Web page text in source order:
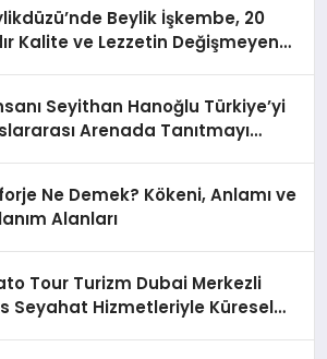
GeçirecekBeylik İşkembe, 20
Kalite ve Lezzetin Değişmeyen
Seyithan Hanoğlu Türkiye’yi
Arenada Tanıtmayı
Ne Demek? Kökeni, Anlamı ve
Alanları
Tour Turizm Dubai Merkezli
Seyahat Hizmetleriyle Küresel